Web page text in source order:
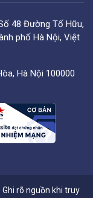
48 Đường Tố Hữu,
phố Hà Nội, Việt
Hà Nội 100000
Ghi rõ nguồn khi truy